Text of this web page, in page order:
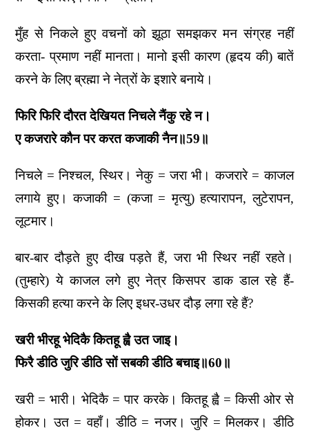
मुँह से निकले हुए वचनों को झूठा समझकर मन संग्रह नहीं
करता- प्रमाण नहीं मानता। मानो इसी कारण (हृदय की) बातें
करने के लिए ब्रह्मा ने नेत्रों के इशारे बनाये।
फिरि फिरि दौरत देखियत निचले नैंकु रहे न।
ए कजरारे कौन पर करत कजाकी नैन॥59॥
निचले = निश्चल, स्थिर। नेकु = जरा भी। कजरारे = काजल
लगाये हुए। कजाकी = (कजा = मृत्यु) हत्यारापन, लुटेरापन,
लूटमार।
बार-बार दौड़ते हुए दीख पड़ते हैं, जरा भी स्थिर नहीं रहते।
(तुम्हारे) ये काजल लगे हुए नेत्र किसपर डाक डाल रहे हैं-
किसकी हत्या करने के लिए इधर-उधर दौड़ लगा रहे हैं?
खरी भीरहू भेदिकै कितहू ह्वै उत जाइ।
फिरै डीठि जुरि डीठि सों सबकी डीठि बचाइ॥60॥
खरी = भारी। भेदिकै = पार करके। कितहू ह्वै = किसी ओर से
होकर। उत = वहाँ। डीठि = नजर। जुरि = मिलकर। डीठि